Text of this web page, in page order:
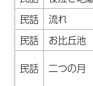
民話
流れ
民話
お比丘池
民話
二つの月